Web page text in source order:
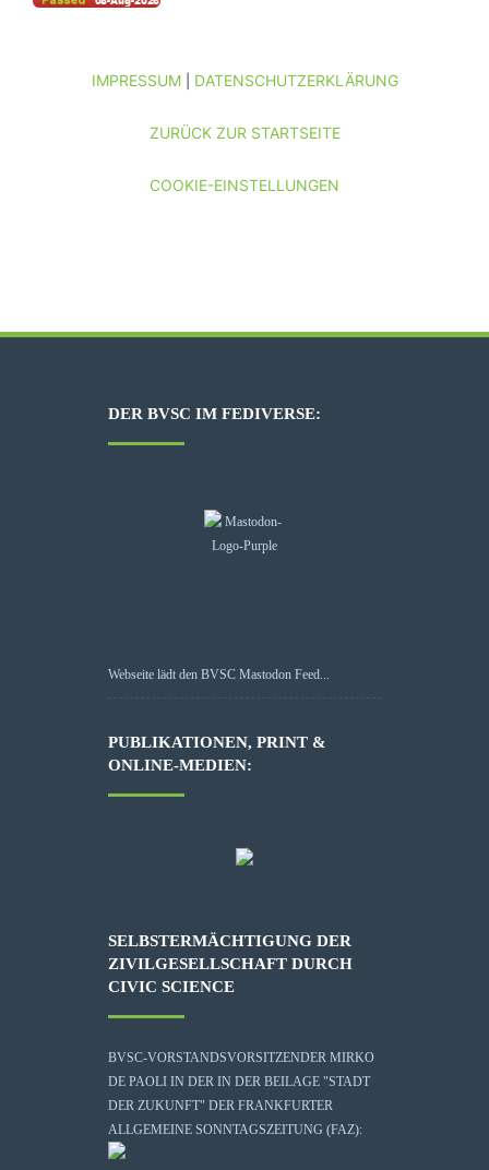
IMPRESSUM| DATENSCHUTZERKLÄRUNG
ZURÜCK ZUR STARTSEITE
COOKIE-EINSTELLUNGEN
DER BVSC IM FEDIVERSE:
Webseite lädt den BVSC Mastodon Feed...
PUBLIKATIONEN, PRINT &
ONLINE-MEDIEN:
SELBSTERMÄCHTIGUNG DER
ZIVILGESELLSCHAFT DURCH
CIVIC SCIENCE
BVSC-VORSTANDSVORSITZENDER MIRKO
DE PAOLI IN DER IN DER BEILAGE "STADT
DER ZUKUNFT" DER FRANKFURTER
ALLGEMEINE SONNTAGSZEITUNG (FAZ):